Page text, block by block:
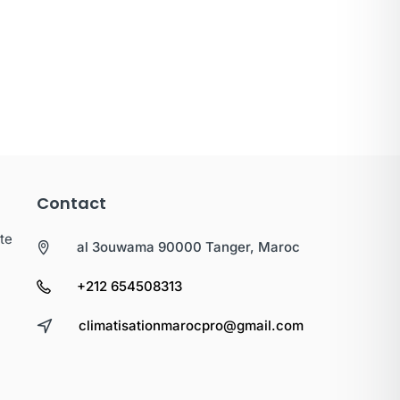
Contact
al 3ouwama 90000 Tanger, Maroc
+212 654508313
climatisationmarocpro@gmail.com